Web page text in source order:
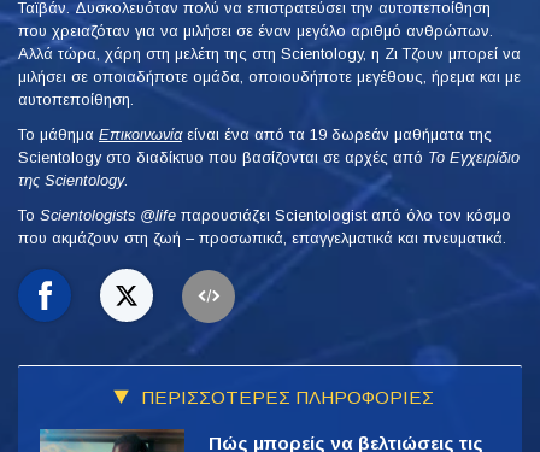
Ταϊβάν. Δυσκολευόταν πολύ να επιστρατεύσει την αυτοπεποίθηση
που χρειαζόταν για να μιλήσει σε έναν μεγάλο αριθμό ανθρώπων.
Αλλά τώρα, χάρη στη μελέτη της στη Scientology, η Ζι Τζουν μπορεί να
μιλήσει σε οποιαδήποτε ομάδα, οποιουδήποτε μεγέθους, ήρεμα και με
αυτοπεποίθηση.
Το μάθημα Επικοινωνίαείναι ένα από τα 19 δωρεάν μαθήματα της
Scientology στο διαδίκτυο που βασίζονται σε αρχές από Το Εγχειρίδιο
της Scientology.
Το Scientologists @life παρουσιάζει Scientologist από όλο τον κόσμο
που ακμάζουν στη ζωή – προσωπικά, επαγγελματικά και πνευματικά.
ΠΕΡΙΣΣΟΤΕΡΕΣ ΠΛΗΡΟΦΟΡΙΕΣ
Πώς μπορείς να βελτιώσεις τις